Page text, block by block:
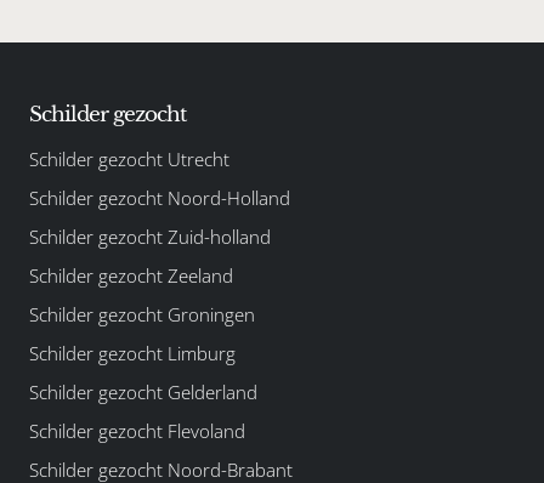
Schilder gezocht
Schilder gezocht Utrecht
Schilder gezocht Noord-Holland
Schilder gezocht Zuid-holland
Schilder gezocht Zeeland
Schilder gezocht Groningen
Schilder gezocht Limburg
Schilder gezocht Gelderland
Schilder gezocht Flevoland
Schilder gezocht Noord-Brabant